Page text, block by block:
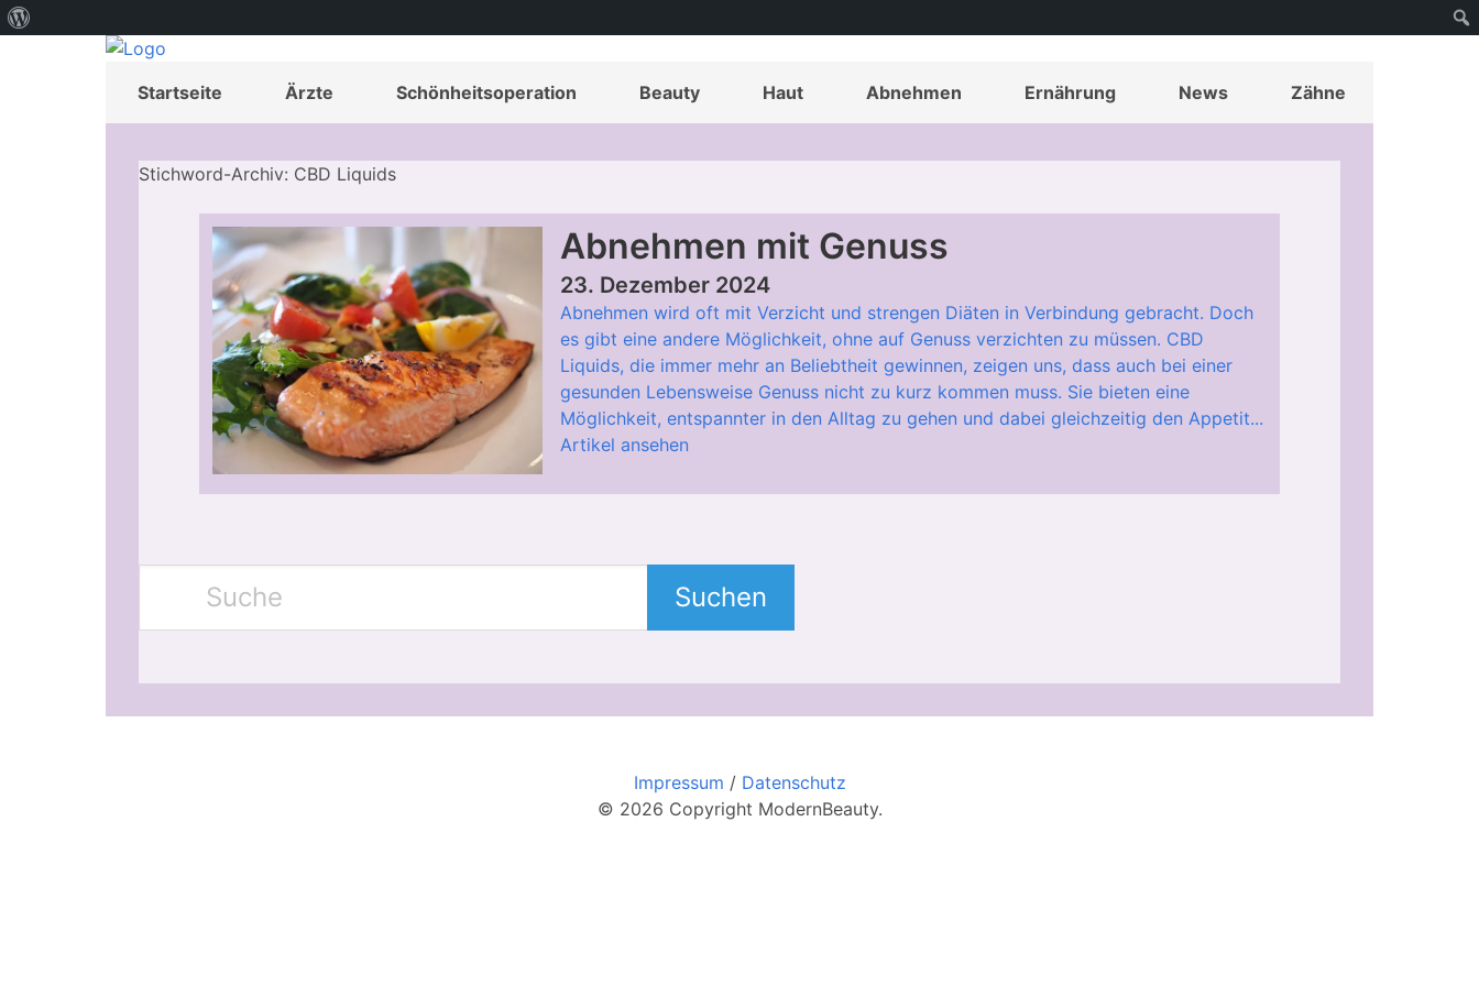
Startseite Ärzte Schönheitsoperation Beauty Haut Abnehmen Ernährung News Zähne
Stichword-Archiv: CBD Liquids
Abnehmen mit Genuss
23. Dezember 2024
Abnehmen wird oft mit Verzicht und strengen Diäten in Verbindung gebracht. Doch
es gibt eine andere Möglichkeit, ohne auf Genuss verzichten zu müssen. CBD
Liquids, die immer mehr an Beliebtheit gewinnen, zeigen uns, dass auch bei einer
gesunden Lebensweise Genuss nicht zu kurz kommen muss. Sie bieten eine
Möglichkeit, entspannter in den Alltag zu gehen und dabei gleichzeitig den Appetit...
Artikel ansehen
Suchen
Impressum / Datenschutz
© 2026 Copyright ModernBeauty.